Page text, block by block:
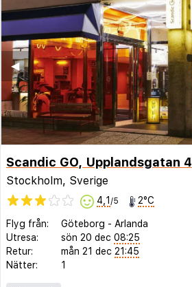
◀︎
Scandic GO, Upplandsgatan 4
Stockholm, Sverige
4,1 /5 2°C
Flyg från: Göteborg - Arlanda
Utresa:
sön 20 dec 08:25
Retur:
mån 21 dec 21:45
Nätter:
1